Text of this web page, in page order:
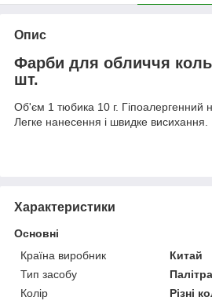
Опис
Фарби для обличчя
шт.
Об'єм 1 тюбика 10 г. Гіпоалергенний
Легке нанесення і швидке висихання.
Характеристики
Основні
Країна виробник
Китай
Тип засобу
Палітра
Колір
Різні